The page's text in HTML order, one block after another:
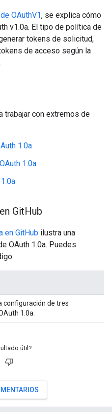
OAuthV1, se explica cómo
v1.0a. El tipo de política de
tokens de solicitud,
de acceso según la
trabajar con extremos de
1.0a
1.0a
GitHub
en GitHub ilustra una
OAuth 1.0a. Puedes
configuración de tres
1.0a.
útil?